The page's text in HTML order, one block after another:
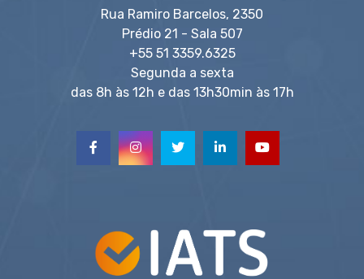
Rua Ramiro Barcelos, 2350
Prédio 21 - Sala 507
+55 51 3359.6325
Segunda a sexta
das 8h às 12h e das 13h30min às 17h